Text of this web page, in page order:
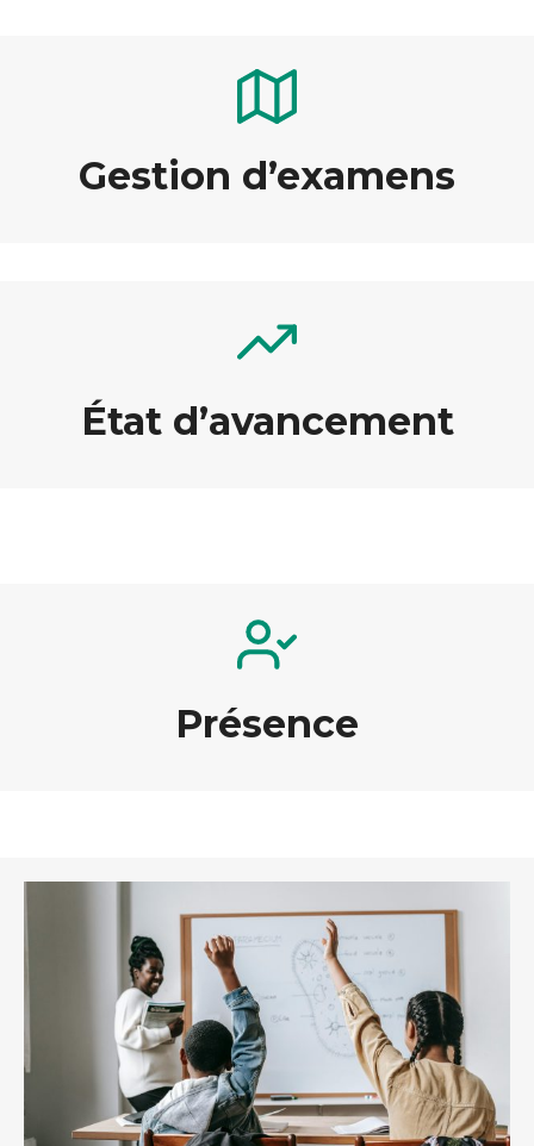
Gestion d’examens
État d’avancement
Présence